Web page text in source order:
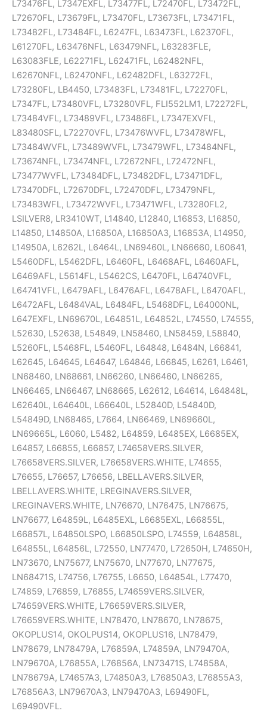
L73476FL, L7347EXFL, L73477FL, L72470FL, L73472FL,
L72670FL, L73679FL, L73470FL, L73673FL, L73471FL,
L73482FL, L73484FL, L6247FL, L63473FL, L62370FL,
L61270FL, L63476NFL, L63479NFL, L63283FLE,
L63083FLE, L62271FL, L62471FL, L62482NFL,
L62670NFL, L62470NFL, L62482DFL, L63272FL,
L73280FL, LB4450, L73483FL, L73481FL, L72270FL,
L7347FL, L73480VFL, L73280VFL, FLI552LM1, L72272FL,
L73484VFL, L73489VFL, L73486FL, L7347EXVFL,
L83480SFL, L72270VFL, L73476WVFL, L73478WFL,
L73484WVFL, L73489WVFL, L73479WFL, L73484NFL,
L73674NFL, L73474NFL, L72672NFL, L72472NFL,
L73477WVFL, L73484DFL, L73482DFL, L73471DFL,
L73470DFL, L72670DFL, L72470DFL, L73479NFL,
L73483WFL, L73472WVFL, L73471WFL, L73280FL2,
LSILVER8, LR3410WT, L14840, L12840, L16853, L16850,
L14850, L14850A, L16850A, L16850A3, L16853A, L14950,
L14950A, L6262L, L6464L, LN69460L, LN66660, L60641,
L5460DFL, L5462DFL, L6460FL, L6468AFL, L6460AFL,
L6469AFL, L5614FL, L5462CS, L6470FL, L64740VFL,
L64741VFL, L6479AFL, L6476AFL, L6478AFL, L6470AFL,
L6472AFL, L6484VAL, L6484FL, L5468DFL, L64000NL,
L647EXFL, LN69670L, L64851L, L64852L, L74550, L74555,
L52630, L52638, L54849, LN58460, LN58459, L58840,
L5260FL, L5468FL, L5460FL, L64848, L6484N, L66841,
L62645, L64645, L64647, L64846, L66845, L6261, L6461,
LN68460, LN68661, LN66260, LN66460, LN66265,
LN66465, LN66467, LN68665, L62612, L64614, L64848L,
L62640L, L64640L, L66640L, L52840D, L54840D,
L54849D, LN68465, L7664, LN66469, LN69660L,
LN69665L, L6060, L5482, L64859, L6485EX, L6685EX,
L64857, L66855, L66857, L74658VERS.SILVER,
L76658VERS.SILVER, L76658VERS.WHITE, L74655,
L76655, L76657, L76656, LBELLAVERS.SILVER,
LBELLAVERS.WHITE, LREGINAVERS.SILVER,
LREGINAVERS.WHITE, LN76670, LN76475, LN76675,
LN76677, L64859L, L6485EXL, L6685EXL, L66855L,
L66857L, L64850LSPO, L66850LSPO, L74559, L64858L,
L64855L, L64856L, L72550, LN77470, L72650H, L74650H,
LN73670, LN75677, LN75670, LN77670, LN77675,
LN68471S, L74756, L76755, L6650, L64854L, L77470,
L74859, L76859, L76855, L74659VERS.SILVER,
L74659VERS.WHITE, L76659VERS.SILVER,
L76659VERS.WHITE, LN78470, LN78670, LN78675,
OKOPLUS14, OKOLPUS14, OKOPLUS16, LN78479,
LN78679, LN78479A, L76859A, L74859A, LN79470A,
LN79670A, L76855A, L76856A, LN73471S, L74858A,
LN78679A, L74657A3, L74850A3, L76850A3, L76855A3,
L76856A3, LN79670A3, LN79470A3, L69490FL,
L69490VFL.